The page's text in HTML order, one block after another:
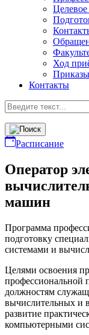
Целевое
Ход
Контакты
Расписание
Оператор
машин
Программа
подготовку
системами и
Целями освоения
профессиональной
должностям
вычислительных и
развитие
компьютерными